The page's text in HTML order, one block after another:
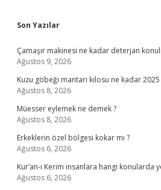
Sidebar
Son Yazılar
Çamaşır makinesi ne kadar deterjan
Ağustos 9, 2026
Kuzu göbeği mantarı kilosu ne kadar 2025
Ağustos 8, 2026
Müesser eylemek ne demek ?
Ağustos 8, 2026
Erkeklerin özel bölgesi kokar mı ?
Ağustos 6, 2026
Kur’an-ı Kerim insanlara hangi konularda
Ağustos 6, 2026